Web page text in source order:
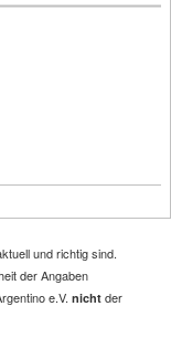
und richtig sind.
der Angaben
e.V. nicht der